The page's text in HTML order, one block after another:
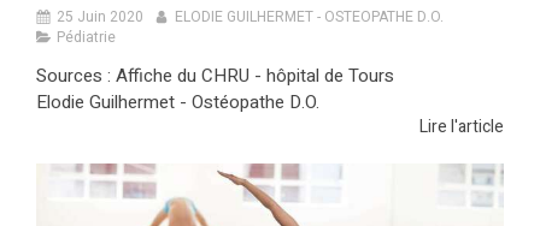
25 Juin 2020
ELODIE GUILHERMET - OSTEOPATHE D.O.
Pédiatrie
Sources : Affiche du CHRU - hôpital de Tours
Elodie Guilhermet - Ostéopathe D.O.
Lire l'article